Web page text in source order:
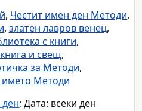
, Честит имен ден Методи,
, златен лавров венец,
с книги,
и свещ,
за Методи,
името Методи
; Дата: всеки ден